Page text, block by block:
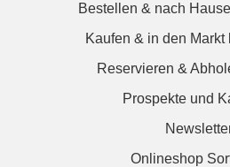
Bestellen & nach
Kaufen & in den Markt
Reservieren &
Prospekte und
Onlineshop